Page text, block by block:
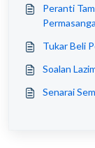
Peranti
Tukar Beli
Soalan
Senarai